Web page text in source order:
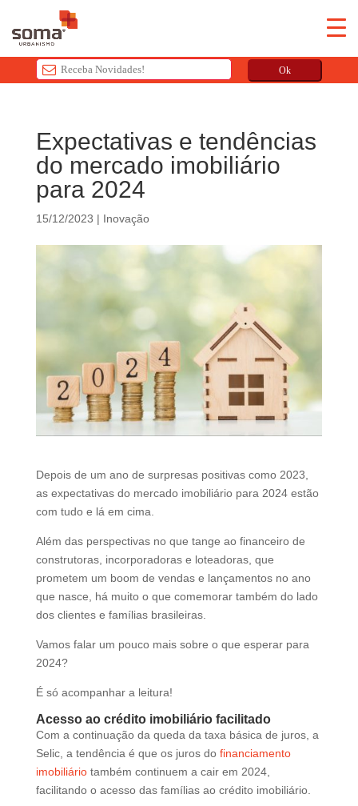
Ok
s
e
u
e
t
b
l
n
k
Expectativas e tendências
do mercado imobiliário
para 2024
15/12/2023 | Inovação
Depois de um ano de surpresas positivas como 2023,
as expectativas do mercado imobiliário para 2024 estão
com tudo e lá em cima.
Além das perspectivas no que tange ao financeiro de
construtoras, incorporadoras e loteadoras, que
prometem um boom de vendas e lançamentos no ano
que nasce, há muito o que comemorar também do lado
dos clientes e famílias brasileiras.
Vamos falar um pouco mais sobre o que esperar para
2024?
É só acompanhar a leitura!
Acesso ao crédito imobiliário facilitado
Com a continuação da queda da taxa básica de juros, a
Selic, a tendência é que os juros do financiamento
imobiliáriotambém continuem a cair em 2024,
facilitando o acesso das famílias ao crédito imobiliário.